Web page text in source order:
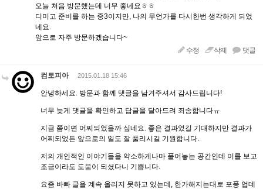
오늘 처음 방문했는데 너무 좋네요ㅎㅎ
디미고 준비를 하는 중3이지만, 나의 무언가를 다시한번 생각하게 되었
네요.
앞으로 자주 방문하겠습니다~
수정
삭제 댓글
컴토피아 2015.01.18 15:46
안녕하세요. 방문과 함께 댓글을 남겨주셔서 감사드립니다!
너무 늦게 댓글을 확인하고 답글을 달아드려 죄송합니다ㅠ
지금 쯤이면 어찌되었을까 싶네요. 좋은 결과였길 기대하지만 결과가
어찌되었든 앞으로의 일도 잘 풀리시길 기원합니다.
저의 개인적인 이야기들을 약소하게나마 풀어놓는 공간인데 이를 보고
조금이라도 도움이 되셨다니 기쁩니다.
요즘 바빠 글을 계속 올리지 못하고 있는데, 한가해지는대로 포풍 업데